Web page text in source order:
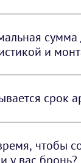
монтажа/
не
арендуемого
сумма
и
- 15
срок
(не
вывоз сразу
чтобы